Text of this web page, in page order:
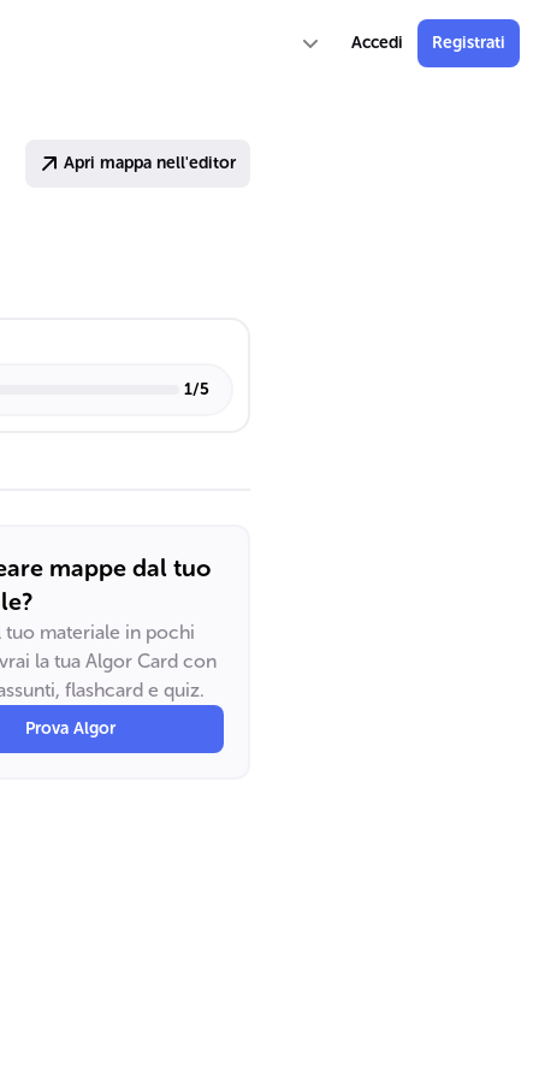
Accedi Registrati
Apri mappa nell'editor
1/5
mappe dal tuo
tuo materiale in pochi
la tua Algor Card con
flashcard e quiz.
Prova Algor